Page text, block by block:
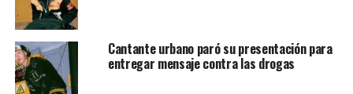
Cantante urbano paró su presentación para
entregar mensaje contra las drogas